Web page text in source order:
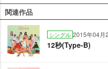
関連作品
シングル 2015年04月
12秒(Type-B)